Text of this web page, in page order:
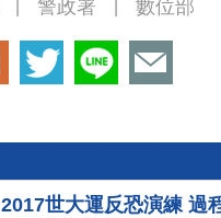
警政署 數位部
2017世大運反恐演練 過